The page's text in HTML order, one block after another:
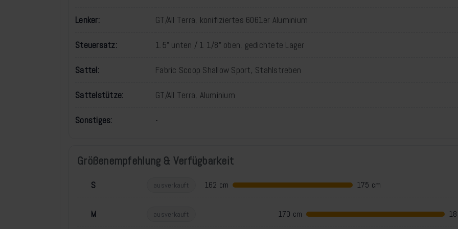
Lenker: GT/All Terra, konifiziertes 6061er Aluminium
Steuersatz: 1.5" unten / 1 1/8" oben, gedichtete Lager
Sattel: Fabric Scoop Shallow Sport, Stahlstreben
Sattelstütze: GT/All Terra, Aluminium
Sonstiges: -
Größenempfehlung & Verfügbarkeit
S ausverkauft 162 cm 175 cm
M ausverkauft 170 cm